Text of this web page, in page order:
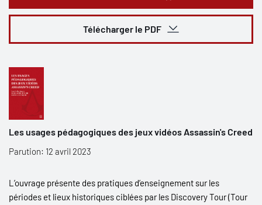
Télécharger le PDF
Les usages pédagogiques des jeux vidéos Assassin's Creed
Parution: 12 avril 2023
L’ouvrage présente des pratiques d’enseignement sur les
périodes et lieux historiques ciblées par les Discovery Tour (Tour